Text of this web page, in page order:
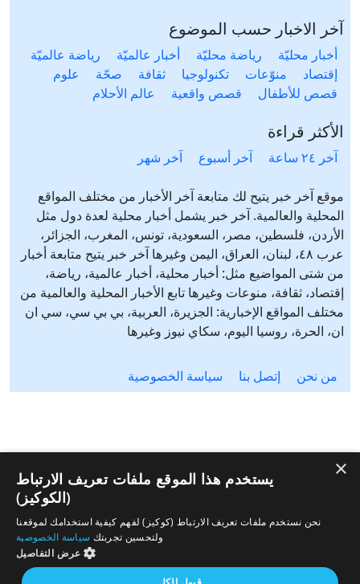
آخر الاخبار حسب الموضوع
أخبار محليّة رياضة محليّة أخبار عالميّة
رياضة عالميّة
إقتصاد
منوّعات تكنولوجيا ثقافة صحّة
علوم
قصص للأطفال
قصص واقعية عالم الأحلام
الأكثر قراءة
آخر ٢٤ ساعة آخر أسبوع آخر شهر
موقع آخر خبر يتيح لك متابعة آخر الأخبار من مختلف المواقع
المحلية والعالمية. آخر خبر يشمل أخبار محلية لعدة دول مثل
الأردن، فلسطين، مصر، السعودية، تونس، المغرب، الجزائر،
عرب ٤٨، لبنان، العراق، اليمن وغيرها آخر خبر يتيح متابعة أخبار
من شتى المواضيع مثل: أخبار محلية، أخبار عالمية، رياضة،
إقتصاد، ثقافة، منوعات وغيرها تابع الأخبار المحلية والعالمية من
مختلف المواقع الإخبارية: الجزيرة، العربية، بي بي سي، سي ان
ان، الحرة، روسيا اليوم، سكاي نيوز وغيرها
من نحن إتصل بنا سياسة الخصوصية
×
يستخدم هذا الموقع ملفات تعريف الارتباط
(الكوكيز)
نحن نستخدم ملفات تعريف الارتباط (كوكيز) لفهم كيفية استخدامك لموقعنا
ولتحسين تجربتك سياسة الخصوصية
عرض التفاصيل